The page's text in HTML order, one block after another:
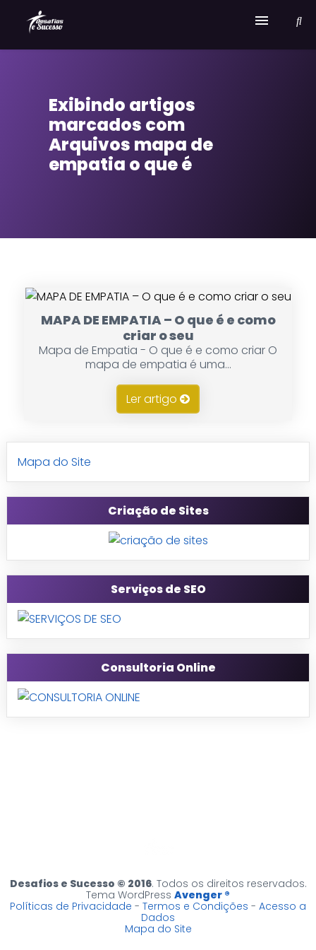
Serviços
Sobre Desafios e Sucesso
Exibindo artigos
marcados com
Arquivos mapa de
empatia o que é
MAPA DE EMPATIA – O que é e como
criar o seu
Mapa de Empatia - O que é e como criar O
mapa de empatia é uma...
Ler artigo
Mapa do Site
Criação de Sites
Serviços de SEO
Consultoria Online
Desafios e Sucesso © 2016. Todos os direitos reservados.
Tema WordPress Avenger ®
Políticas de Privacidade - Termos e Condições - Acesso a
Dados
Mapa do Site